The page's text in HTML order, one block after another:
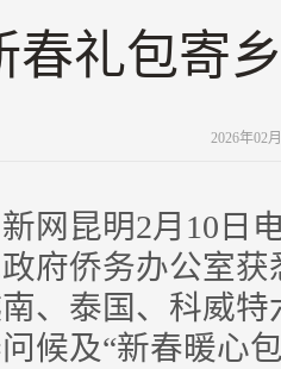
春礼包寄
2026年02
昆明2月10日电
府侨务办公室
、泰国、科威
候及“新春暖心